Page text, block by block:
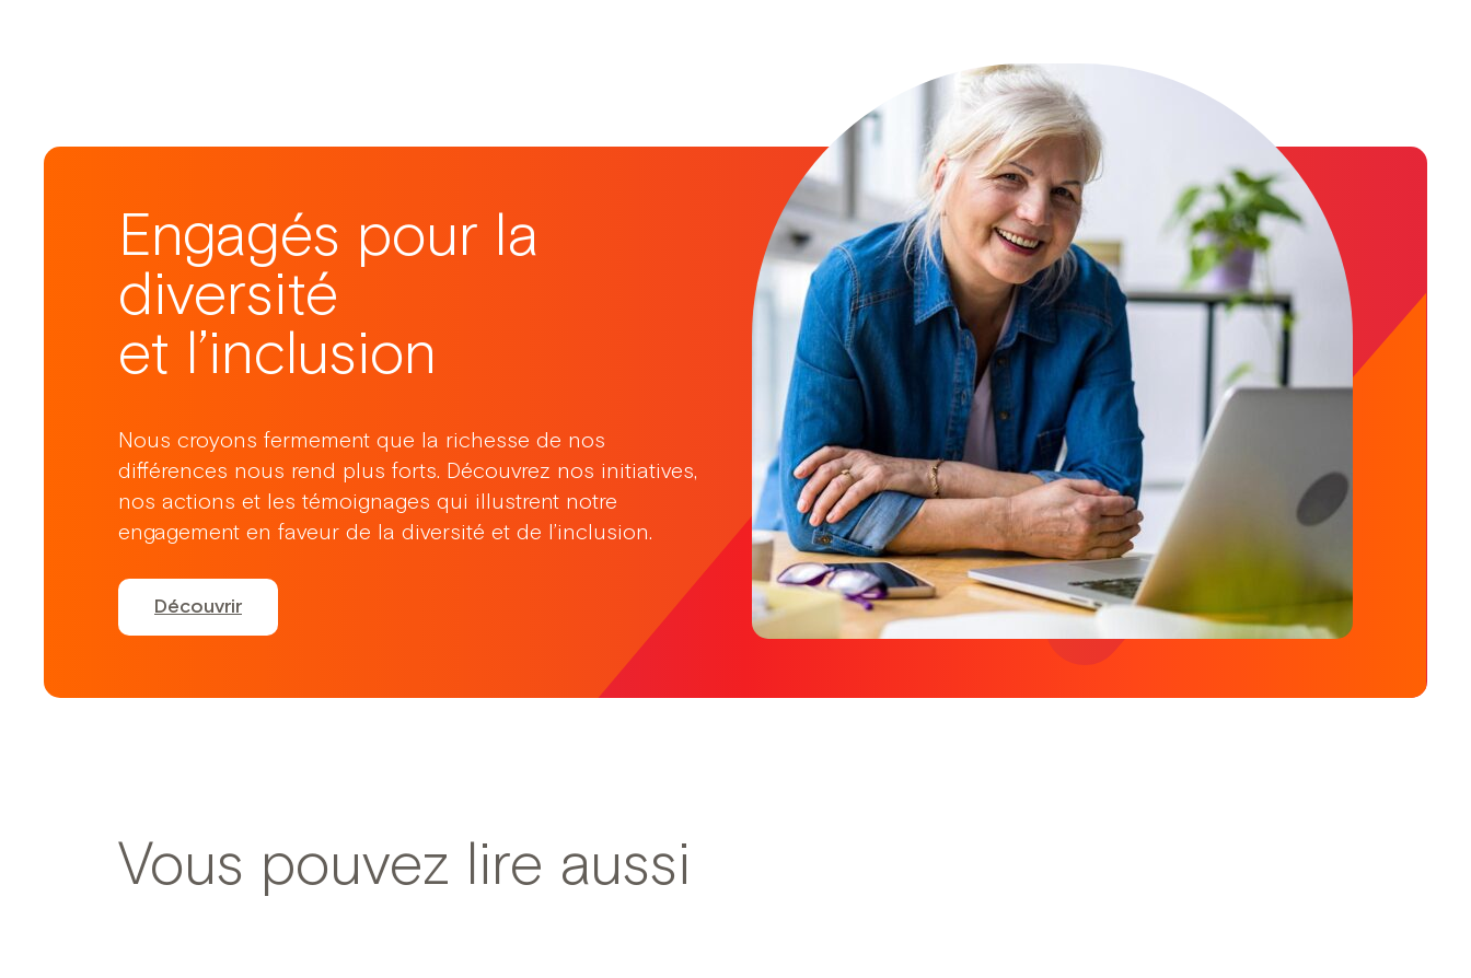
Engagés pour la
diversité
et l’inclusion
Nous croyons fermement que la richesse de nos
différences nous rend plus forts. Découvrez nos initiatives,
nos actions et les témoignages qui illustrent notre
engagement en faveur de la diversité et de l’inclusion.
Découvrir
Vous pouvez lire aussi